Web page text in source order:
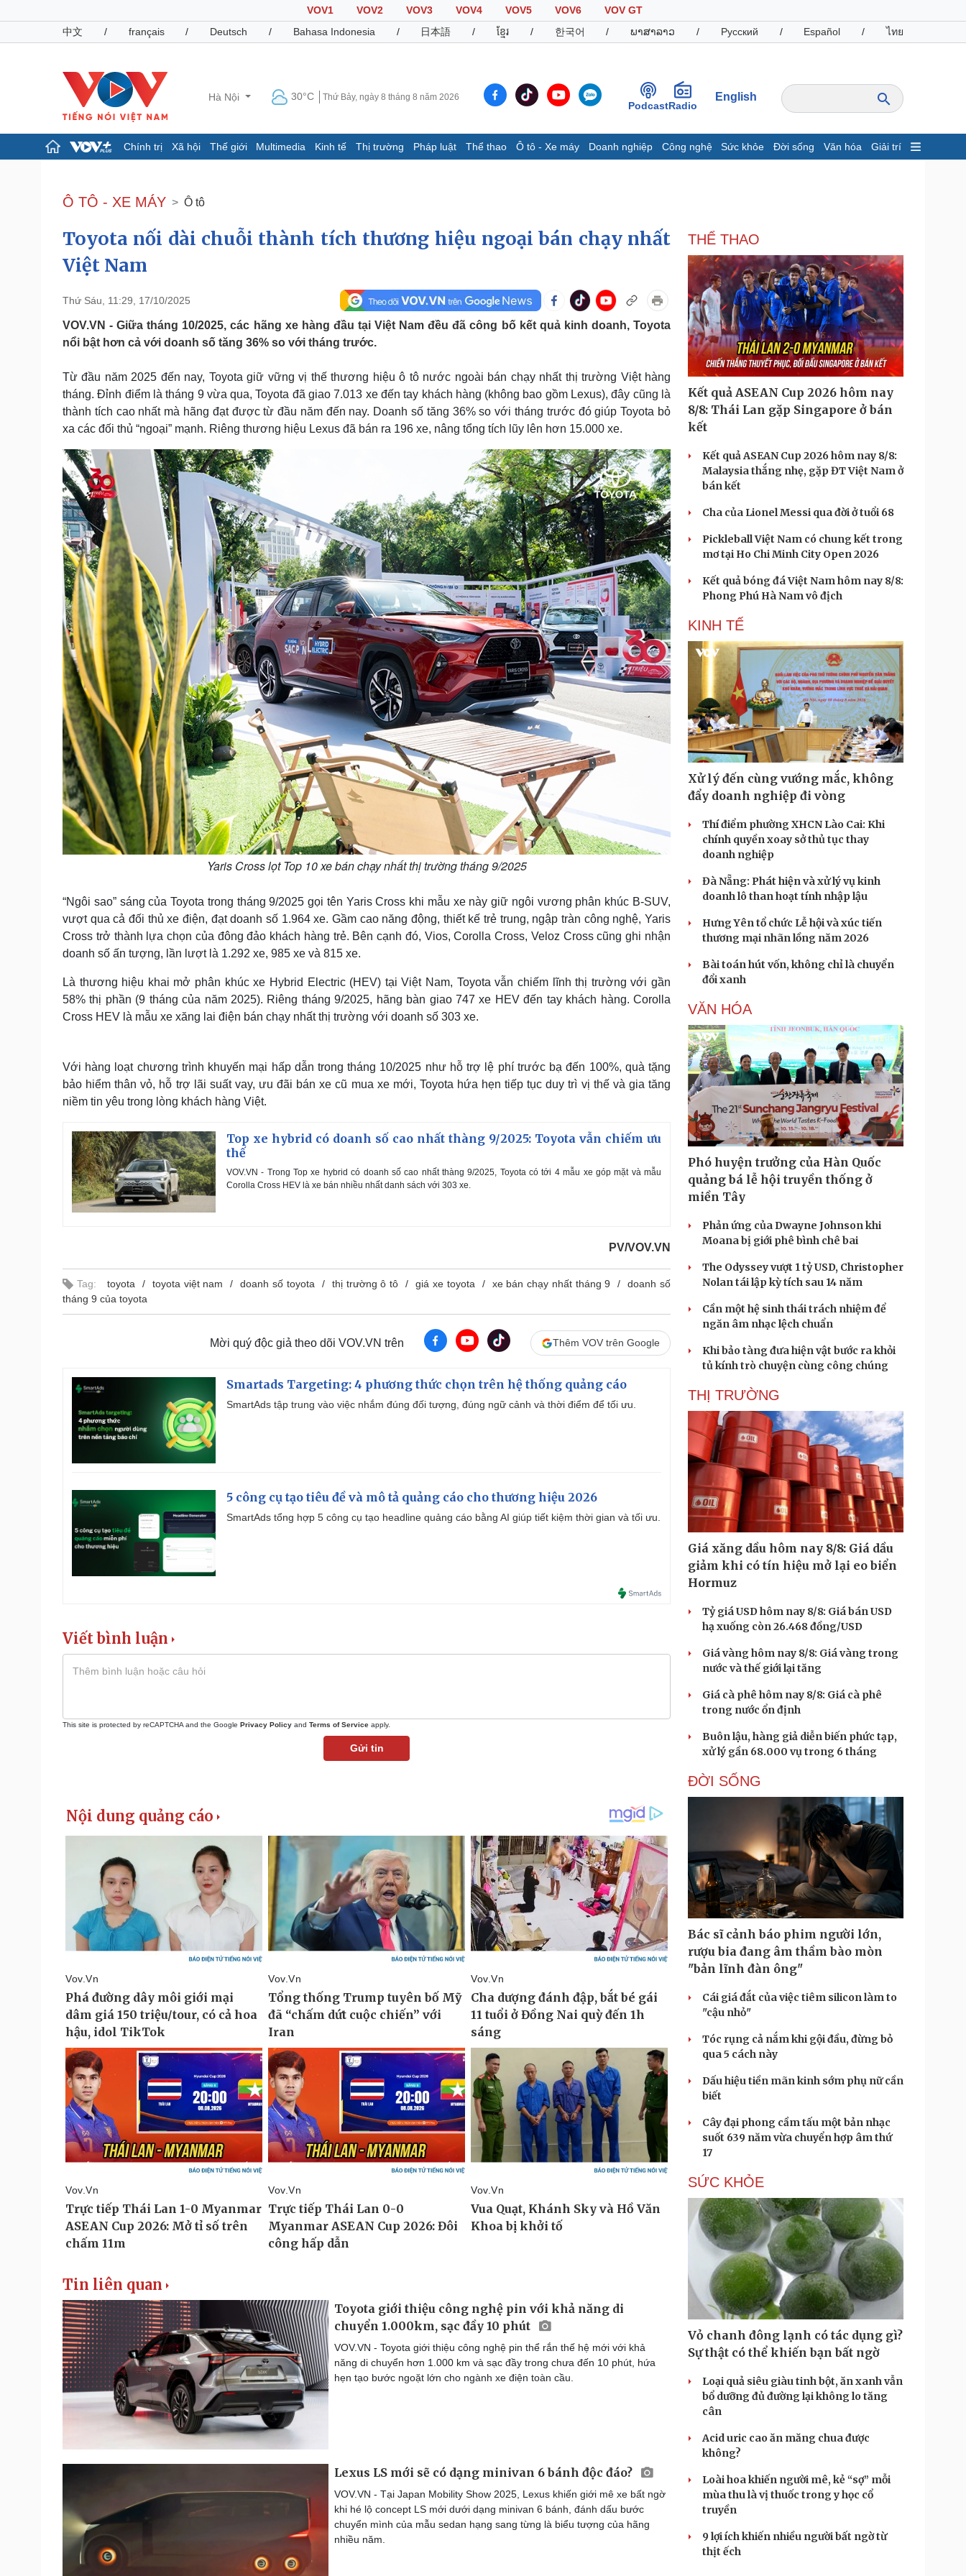
VOV1 VOV2 VOV3 VOV4 VOV5 VOV6
VOV GT
中文
/ français / Deutsch / Bahasa Indonesia / 日本語 / ខ្មែរ / 한국어 / ພາສາລາວ / Русский / Español / ไทย
Hà Nội 30°C Thứ Bảy, ngày 8 tháng 8 năm 2026
PodcastRadio
English
Chính trị Xã hội Thế giới Multimedia Kinh tế Thị trường Pháp luật Thể thao Ô tô - Xe máy Doanh nghiệp Công nghệ Sức khỏe Đời sống Văn hóa Giải trí
Đảng
Tổ chức nhân sự
Nhận diện sự thật
Giáo dục
Dấu ấn VOV
Infographic
Giá cà phê
Pháp luật
Tin nóng
Tư vấn luật
Việt Nam
Phân tích
Thể thao
Bóng đá
Lịch thi đấu bóng đá
Thế giới thể thao
Hậu trường
Ô tô - Xe máy
Ô tô
Xe máy
Doanh nghiệp
Thông tin doanh nghiệp
Doanh nghiệp 24h
Doanh nhân
Vì cộng đồng
Công nghệ
Sành điệu
Tin Công nghệ
Trải nghiệm
Chuyển đổi số
Sức khỏe
Dinh dưỡng - món ngon
Cây thuốc
Sản phụ khoa
Nhi khoa
Nam khoa
Làm đẹp - giảm cân
Phòng mạch online
Ăn sạch sống khỏe
Đời sống
Nhà đẹp
Blog
Tình yêu - Gia đình
Văn hóa
Sân khấu - Điện ảnh
Văn học
Giải trí
Nghệ sĩ
Thời trang
Sao Việt
Du lịch
Tư vấn
check-in
Podcast
Câu chuyện thời sự
Cửa sổ tình yêu
Kể chuyện cho bé
Hạt giống tâm hồn
Cải chính
Ô TÔ - XE MÁY Ô tô
Toyota nối dài chuỗi thành tích thương hiệu ngoại bán chạy nhất
Việt Nam
Thứ Sáu, 11:29, 17/10/2025
VOV.VN - Giữa tháng 10/2025, các hãng xe hàng đầu tại Việt Nam đều đã công bố kết quả kinh doanh, Toyota
nổi bật hơn cả với doanh số tăng 36% so với tháng trước.
Từ đầu năm 2025 đến nay, Toyota giữ vững vị thế thương hiệu ô tô nước ngoài bán chạy nhất thị trường Việt hàng
tháng. Đỉnh điểm là tháng 9 vừa qua, Toyota đã giao 7.013 xe đến tay khách hàng (không bao gồm Lexus), đây cũng là
thành tích cao nhất mà hãng đạt được từ đầu năm đến nay. Doanh số tăng 36% so với tháng trước đó giúp Toyota bỏ
xa các đối thủ “ngoại” mạnh. Riêng thương hiệu Lexus đã bán ra 196 xe, nâng tổng tích lũy lên hơn 15.000 xe.
Yaris Cross lọt Top 10 xe bán chạy nhất thị trường tháng 9/2025
“Ngôi sao” sáng của Toyota trong tháng 9/2025 gọi tên Yaris Cross khi mẫu xe này giữ ngôi vương phân khúc B-SUV,
vượt qua cả đối thủ xe điện, đạt doanh số 1.964 xe. Gầm cao năng động, thiết kế trẻ trung, ngập tràn công nghệ, Yaris
Cross trở thành lựa chọn của đông đảo khách hàng trẻ. Bên cạnh đó, Vios, Corolla Cross, Veloz Cross cũng ghi nhận
doanh số ấn tượng, lần lượt là 1.292 xe, 985 xe và 815 xe.
Là thương hiệu khai mở phân khúc xe Hybrid Electric (HEV) tại Việt Nam, Toyota vẫn chiếm lĩnh thị trường với gần
58% thị phần (9 tháng của năm 2025). Riêng tháng 9/2025, hãng bàn giao 747 xe HEV đến tay khách hàng. Corolla
Cross HEV là mẫu xe xăng lai điện bán chạy nhất thị trường với doanh số 303 xe.
Với hàng loạt chương trình khuyến mại hấp dẫn trong tháng 10/2025 như hỗ trợ lệ phí trước bạ đến 100%, quà tặng
bảo hiểm thân vỏ, hỗ trợ lãi suất vay, ưu đãi bán xe cũ mua xe mới, Toyota hứa hẹn tiếp tục duy trì vị thế và gia tăng
niềm tin yêu trong lòng khách hàng Việt.
Top xe hybrid có doanh số cao nhất thàng 9/2025: Toyota vẫn chiếm ưu
thế
VOV.VN - Trong Top xe hybrid có doanh số cao nhất thàng 9/2025, Toyota có tới 4 mẫu xe góp mặt và mẫu
Corolla Cross HEV là xe bán nhiều nhất danh sách với 303 xe.
PV/VOV.VN
Tag: toyota toyota việt nam doanh số toyota thị trường ô tô giá xe toyota xe bán chạy nhất tháng 9
doanh số
tháng 9 của toyota
Mời quý độc giả theo dõi VOV.VN trên Thêm VOV trên Google
Smartads Targeting: 4 phương thức chọn trên hệ thống quảng cáo
SmartAds tập trung vào việc nhắm đúng đối tượng, đúng ngữ cảnh và thời điểm để tối ưu.
5 công cụ tạo tiêu đề và mô tả quảng cáo cho thương hiệu 2026
SmartAds tổng hợp 5 công cụ tạo headline quảng cáo bằng AI giúp tiết kiệm thời gian và tối ưu.
Viết bình luận
This site is protected by reCAPTCHA and the Google Privacy Policy and Terms of Service apply.
Gửi tin
Tin liên quan
Toyota giới thiệu công nghệ pin với khả năng di
chuyển 1.000km, sạc đầy 10 phút
VOV.VN - Toyota giới thiệu công nghệ pin thể rắn thế hệ mới với khả
năng di chuyển hơn 1.000 km và sạc đầy trong chưa đến 10 phút, hứa
hẹn tạo bước ngoặt lớn cho ngành xe điện toàn cầu.
Lexus LS mới sẽ có dạng minivan 6 bánh độc đáo?
VOV.VN - Tại Japan Mobility Show 2025, Lexus khiến giới mê xe bất ngờ
khi hé lộ concept LS mới dưới dạng minivan 6 bánh, đánh dấu bước
chuyển mình của mẫu sedan hạng sang từng là biểu tượng của hãng
nhiều năm.
THỂ THAO
Kết quả ASEAN Cup 2026 hôm nay
8/8: Thái Lan gặp Singapore ở bán
kết
Kết quả ASEAN Cup 2026 hôm nay 8/8:
Malaysia thắng nhẹ, gặp ĐT Việt Nam ở
bán kết
Cha của Lionel Messi qua đời ở tuổi 68
Pickleball Việt Nam có chung kết trong
mơ tại Ho Chi Minh City Open 2026
Kết quả bóng đá Việt Nam hôm nay 8/8:
Phong Phú Hà Nam vô địch
KINH TẾ
Xử lý đến cùng vướng mắc, không
đẩy doanh nghiệp đi vòng
Thí điểm phường XHCN Lào Cai: Khi
chính quyền xoay sở thủ tục thay
doanh nghiệp
Đà Nẵng: Phát hiện và xử lý vụ kinh
doanh lô than hoạt tính nhập lậu
Hưng Yên tổ chức Lễ hội và xúc tiến
thương mại nhãn lồng năm 2026
Bài toán hút vốn, không chỉ là chuyển
đổi xanh
VĂN HÓA
Phó huyện trưởng của Hàn Quốc
quảng bá lễ hội truyền thống ở
miền Tây
Phản ứng của Dwayne Johnson khi
Moana bị giới phê bình chê bai
The Odyssey vượt 1 tỷ USD, Christopher
Nolan tái lập kỳ tích sau 14 năm
Cần một hệ sinh thái trách nhiệm để
ngăn âm nhạc lệch chuẩn
Khi bảo tàng đưa hiện vật bước ra khỏi
tủ kính trò chuyện cùng công chúng
THỊ TRƯỜNG
Giá xăng dầu hôm nay 8/8: Giá dầu
giảm khi có tín hiệu mở lại eo biển
Hormuz
Tỷ giá USD hôm nay 8/8: Giá bán USD
hạ xuống còn 26.468 đồng/USD
Giá vàng hôm nay 8/8: Giá vàng trong
nước và thế giới lại tăng
Giá cà phê hôm nay 8/8: Giá cà phê
trong nước ổn định
Buôn lậu, hàng giả diễn biến phức tạp,
xử lý gần 68.000 vụ trong 6 tháng
ĐỜI SỐNG
Bác sĩ cảnh báo phim người lớn,
rượu bia đang âm thầm bào mòn
"bản lĩnh đàn ông"
Cái giá đắt của việc tiêm silicon làm to
"cậu nhỏ"
Tóc rụng cả nắm khi gội đầu, đừng bỏ
qua 5 cách này
Dấu hiệu tiền mãn kinh sớm phụ nữ cần
biết
Cây đại phong cầm tấu một bản nhạc
suốt 639 năm vừa chuyển hợp âm thứ
17
SỨC KHỎE
Vỏ chanh đông lạnh có tác dụng gì?
Sự thật có thể khiến bạn bất ngờ
Loại quả siêu giàu tinh bột, ăn xanh vẫn
bổ dưỡng đủ đường lại không lo tăng
cân
Acid uric cao ăn măng chua được
không?
Loài hoa khiến người mê, kẻ “sợ” mỗi
mùa thu là vị thuốc trong y học cổ
truyền
9 lợi ích khiến nhiều người bất ngờ từ
thịt ếch